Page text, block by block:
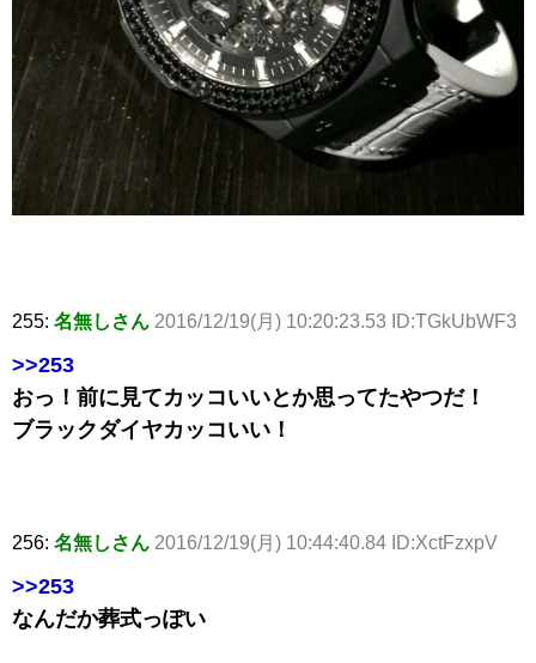
255: 名無しさん 2016/12/19(月) 10:20:23.53 ID:TGkUbWF3
>>253
おっ！前に見てカッコいいとか思ってたやつだ！
ブラックダイヤカッコいい！
256: 名無しさん 2016/12/19(月) 10:44:40.84 ID:XctFzxpV
>>253
なんだか葬式っぽい